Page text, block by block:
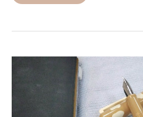
日
本